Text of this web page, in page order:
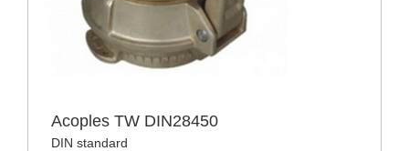
Acoples TW DIN28450
DIN standard